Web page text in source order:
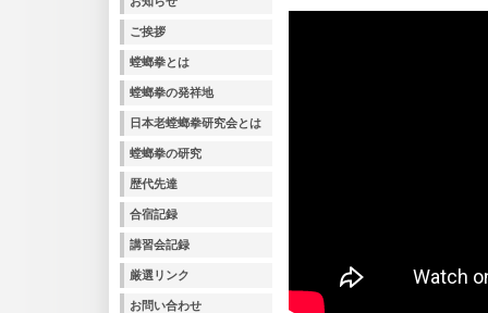
ご挨拶
螳螂拳とは
螳螂拳の発祥地
日本老螳螂拳研究会とは
螳螂拳の研究
歴代先達
合宿記録
講習会記録
厳選リンク
お問い合わせ